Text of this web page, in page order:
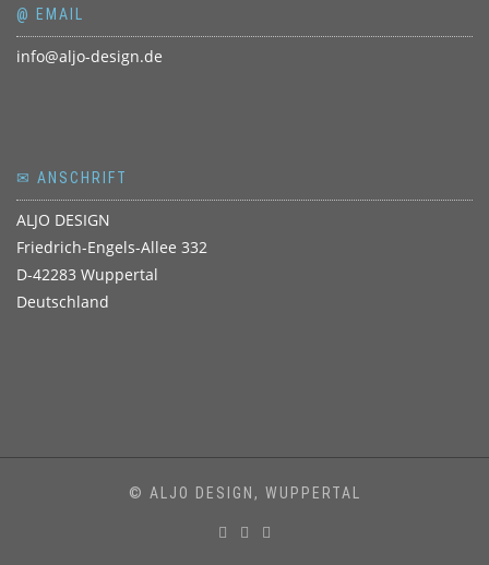
@ EMAIL
info@aljo-design.de
✉ ANSCHRIFT
ALJO DESIGN
Friedrich-Engels-Allee 332
D-42283 Wuppertal
Deutschland
© ALJO DESIGN, WUPPERTAL